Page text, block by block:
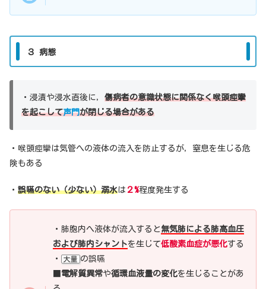
３ 病態
・浸漬や浸水直後に， 傷病者の意識状態に関係なく喉頭痙攣
を起こして声門が閉じる場合がある
・喉頭痙攣は気管への液体の流入を防止するが，窒息を生じる危
険もある
・ 誤嚥のない（少ない）溺水は ２%程度発生する
・肺胞内へ液体が流入すると 無気肺による肺高血圧
および肺内シャントを生じて低酸素血症が悪化する
・
大量 の誤嚥
電解質異常や循環血液量の変化を生じることがあ